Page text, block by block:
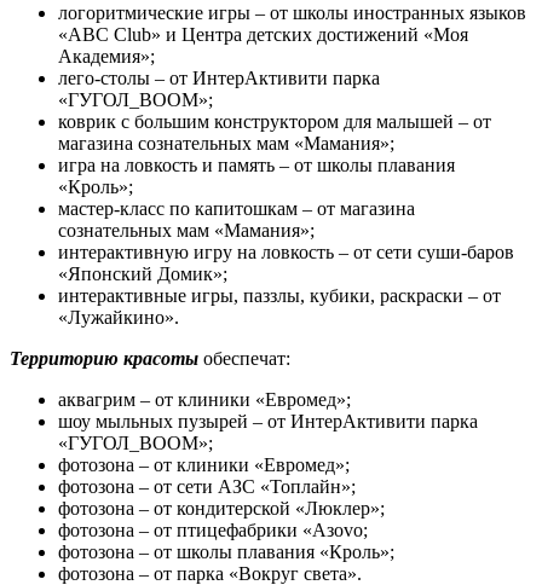
логоритмические игры – от школы иностранных языков
«ABC Club» и Центра детских достижений «Моя
Академия»;
лего-столы – от ИнтерАктивити парка
«ГУГОЛ_BOOM»;
коврик с большим конструктором для малышей – от
магазина сознательных мам «Мамания»;
игра на ловкость и память – от школы плавания
«Кроль»;
мастер-класс по капитошкам – от магазина
сознательных мам «Мамания»;
интерактивную игру на ловкость – от сети суши-баров
«Японский Домик»;
интерактивные игры, паззлы, кубики, раскраски – от
«Лужайкино».
Территорию красоты обеспечат:
аквагрим – от клиники «Евромед»;
шоу мыльных пузырей – от ИнтерАктивити парка
«ГУГОЛ_BOOM»;
фотозона – от клиники «Евромед»;
фотозона – от сети АЗС «Топлайн»;
фотозона – от кондитерской «Люклер»;
фотозона – от птицефабрики «Азovo;
фотозона – от школы плавания «Кроль»;
фотозона – от парка «Вокруг света».